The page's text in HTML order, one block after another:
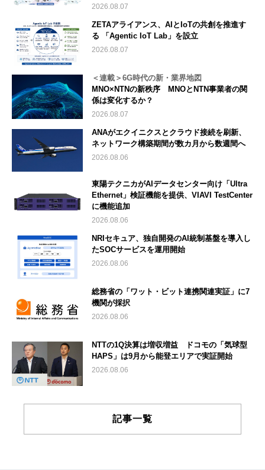
2026.08.07
ZETAアライアンス、AIとIoTの共創を推進す
る 「Agentic IoT Lab」を設立
2026.08.07
＜連載＞6G時代の新・業界地図
MNO×NTNの新秩序 MNOとNTN事業者の関
係は変化するか？
2026.08.07
ANAがエクイニクスとクラウド接続を刷新、
ネットワーク構築期間が数カ月から数週間へ
2026.08.06
東陽テクニカがAIデータセンター向け「Ultra
Ethernet」検証機能を提供、VIAVI TestCenter
に機能追加
2026.08.06
NRIセキュア、独自開発のAI統制基盤を導入し
たSOCサービスを運用開始
2026.08.06
総務省の「ワット・ビット連携関連実証」に7
機関が採択
2026.08.06
NTTの1Q決算は増収増益 ドコモの「気球型
HAPS」は9月から能登エリアで実証開始
2026.08.06
記事一覧